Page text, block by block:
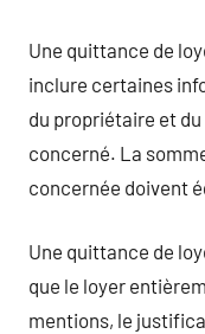
Une quittance de
inclure certaines
du propriétaire et
concerné. La
concernée doivent
Une quittance de
que le loyer
mentions, le